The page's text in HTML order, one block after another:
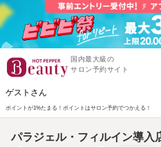
国内最大級の
サロン予約サイト
ゲストさん
ポイントが1%たまる！ ポイントはサロン予約でつかえる！
パラジェル・フィルイン導入